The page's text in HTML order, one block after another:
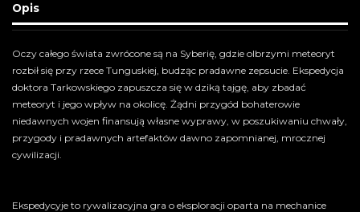
Opis
Oczy całego świata zwrócone są na Syberię, gdzie olbrzymi meteoryt
rozbił się przy rzece Tunguskiej, budząc pradawne zepsucie. Ekspedycja
doktora Tarkowskiego zapuszcza się w dziką tajgę, aby zbadać
meteoryt i jego wpływ na okolicę. Żądni przygód bohaterowie
niedawnych wojen finansują własne wyprawy, w poszukiwaniu chwały,
przygody i pradawnych artefaktów dawno zapomnianej, mrocznej
cywilizacji.
Ekspedycyje to rywalizacyjna gra o eksploracji oparta na mechanice